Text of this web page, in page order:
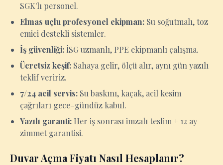
SGK'lı personel.
Elmas uçlu profesyonel ekipman: Su soğutmalı, toz
emici destekli sistemler.
İş güvenliği: İSG uzmanlı, PPE ekipmanlı çalışma.
Ücretsiz keşif: Sahaya gelir, ölçü alır, aynı gün yazılı
teklif veririz.
7/24 acil servis: Su baskını, kaçak, acil kesim
çağrıları gece–gündüz kabul.
Yazılı garanti: Her iş sonrası imzalı teslim + 12 ay
zimmet garantisi.
Duvar Açma Fiyatı Nasıl Hesaplanır?